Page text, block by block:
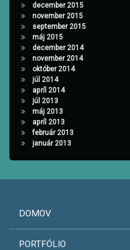
december 2015
november 2015
september 2015
máj 2015
december 2014
november 2014
október 2014
júl 2014
apríl 2014
júl 2013
máj 2013
apríl 2013
február 2013
január 2013
DOMOV
PORTFÓLIO